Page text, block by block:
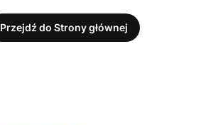
Przejdź do Strony głównej